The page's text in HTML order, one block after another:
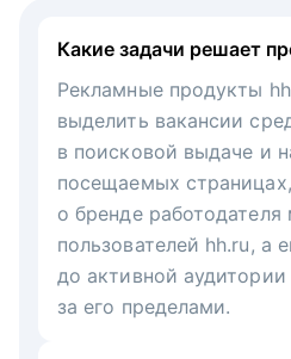
Какие задачи решает
Рекламные продукты
выделить вакансии
в поисковой выдаче и
посещаемых страницах,
о бренде
пользователей hh.ru, а
до активной
за его пределами.